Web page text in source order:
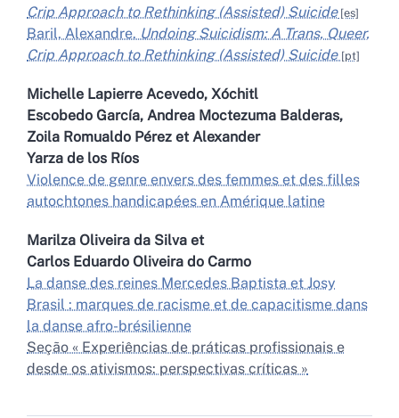
Crip Approach to Rethinking (Assisted) Suicide
Baril, Alexandre. Undoing Suicidism: A Trans, Queer,
Crip Approach to Rethinking (Assisted) Suicide
Michelle Lapierre Acevedo, Xóchitl
Escobedo García, Andrea Moctezuma Balderas,
Zoila Romualdo Pérez etAlexander
Yarza de los Ríos
Violence de genre envers des femmes et des filles
autochtones handicapées en Amérique latine
Marilza Oliveira da Silva et
Carlos Eduardo Oliveira do Carmo
La danse des reines Mercedes Baptista et Josy
Brasil : marques de racisme et de capacitisme dans
la danse afro-brésilienne
Seção « Experiências de práticas profissionais e
desde os ativismos: perspectivas críticas »